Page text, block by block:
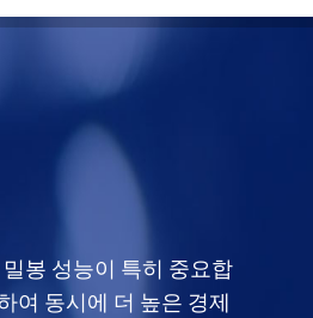
봉 성능이 특히 중요합
여 동시에 더 높은 경제